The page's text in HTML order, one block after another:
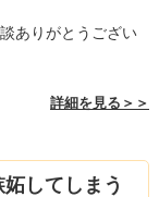
ありがとうござい
詳細を見る＞＞
してしまう